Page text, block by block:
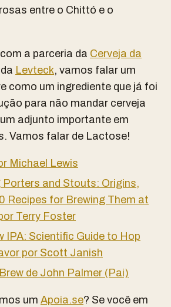
entre o Chittó e o
a parceria da Cerveja da
Levteck, vamos falar um
como um ingrediente que já foi
para não mandar cerveja
adjunto importante em
Vamos falar de Lactose!
Michael Lewis
Porters and Stouts: Origins,
Recipes for Brewing Them at
Terry Foster
IPA: Scientific Guide to Hop
por Scott Janish
de John Palmer (Pai)
um Apoia.se? Se você em